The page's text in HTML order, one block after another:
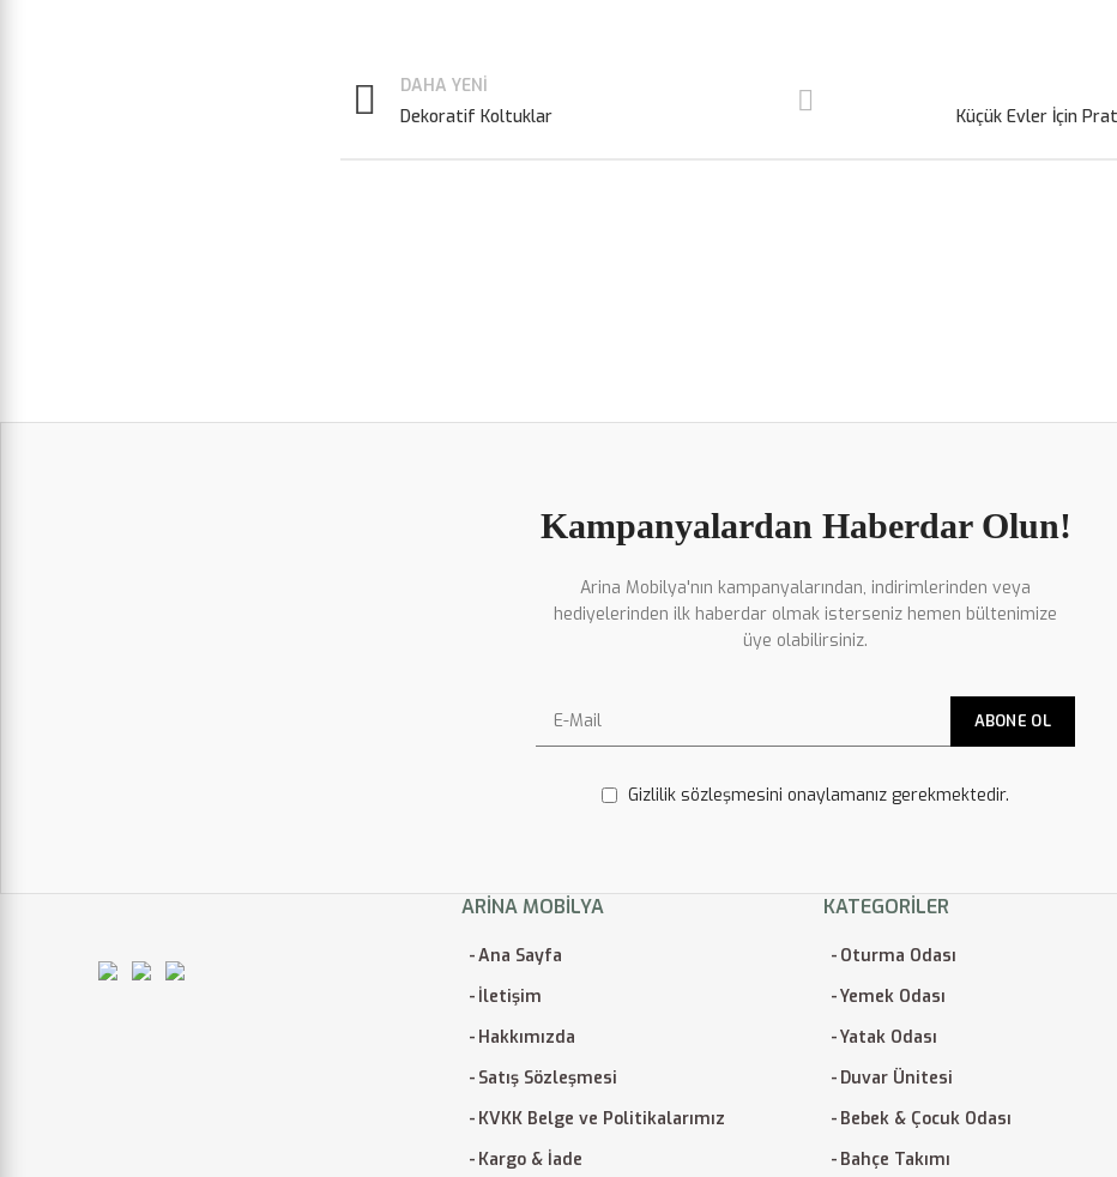
DAHA YENI
Dekoratif Koltuklar
Küçük Evler İçin
Kampanyalardan Haberdar Olun!
Arina Mobilya'nın kampanyalarından, indirimlerinden veya
hediyelerinden ilk haberdar olmak isterseniz hemen bültenimize
üye olabilirsiniz.
Gizlilik sözleşmesini onaylamanız gerekmektedir.
ARINA MOBILYA
Ana Sayfa
İletişim
Hakkımızda
Satış Sözleşmesi
KVKK Belge ve Politikalarımız
Kargo & İade
KATEGORILER
Oturma Odası
Yemek Odası
Yatak Odası
Duvar Ünitesi
Bebek & Çocuk Odası
Bahçe Takımı